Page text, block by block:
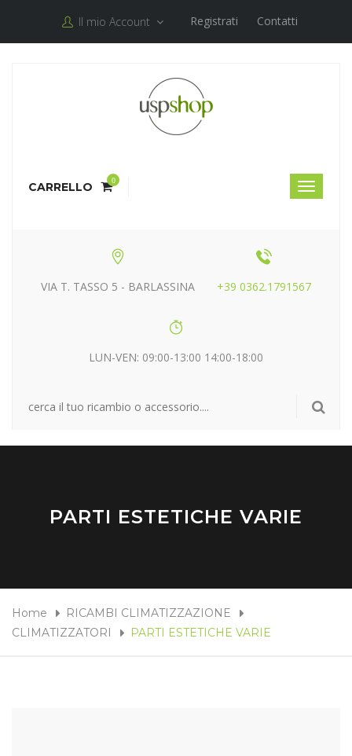
Il mio Account Registrati Contatti
CARRELLO 0
VIA T. TASSO 5 - BARLASSINA +39 0362.1791567
LUN-VEN: 09:00-13:00 14:00-18:00
PARTI ESTETICHE VARIE
Home
RICAMBI CLIMATIZZAZIONE
CLIMATIZZATORI
PARTI ESTETICHE VARIE